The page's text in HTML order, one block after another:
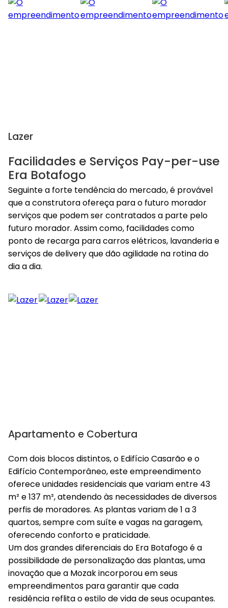
Lazer
Facilidades e Serviços Pay-per-use
Era Botafogo
Seguinte a forte tendência do mercado, é provável
que a construtora ofereça para o futuro morador
serviços que podem ser contratados a parte pelo
futuro morador. Assim como, facilidades como
ponto de recarga para carros elétricos, lavanderia e
serviços de delivery que dão agilidade na rotina do
dia a dia.
Apartamento e Cobertura
Com dois blocos distintos, o Edifício Casarão e o
Edifício Contemporâneo, este empreendimento
oferece unidades residenciais que variam entre 43
m² e 137 m², atendendo às necessidades de diversos
perfis de moradores. As plantas variam de 1 a 3
quartos, sempre com suíte e vagas na garagem,
oferecendo conforto e praticidade.
Um dos grandes diferenciais do Era Botafogo é a
possibilidade de personalização das plantas, uma
inovação que a Mozak incorporou em seus
empreendimentos para garantir que cada
residência reflita o estilo de vida de seus ocupantes.